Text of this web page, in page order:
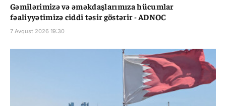
Gəmilərimizə və əməkdaşlarımıza hücumlar
fəaliyyətimizə ciddi təsir göstərir - ADNOC
7 Avqust 2026 19:30